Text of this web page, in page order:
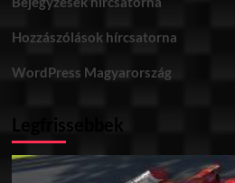
Hozzászólások hírcsatorna
WordPress Magyarország